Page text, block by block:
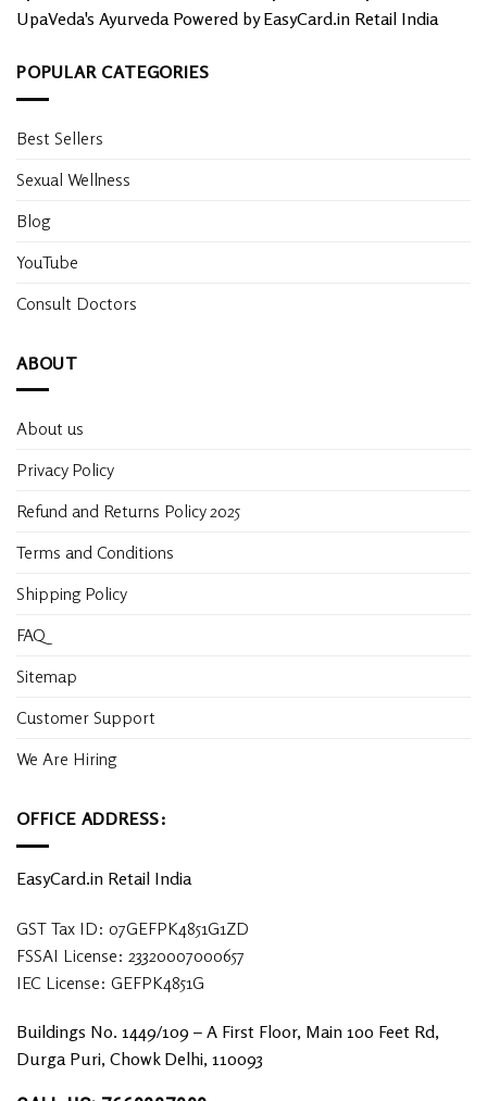
UpaVeda's Ayurveda Powered by EasyCard.in Retail India
POPULAR CATEGORIES
Best Sellers
Sexual Wellness
Blog
YouTube
Consult Doctors
ABOUT
About us
Privacy Policy
Refund and Returns Policy 2025
Terms and Conditions
Shipping Policy
FAQ
Sitemap
Customer Support
We Are Hiring
OFFICE ADDRESS:
EasyCard.in Retail India
GST Tax ID: 07GEFPK4851G1ZD
FSSAI License: 23320007000657
IEC License: GEFPK4851G
Buildings No. 1449/109 – A First Floor, Main 100 Feet Rd,
Durga Puri, Chowk Delhi, 110093